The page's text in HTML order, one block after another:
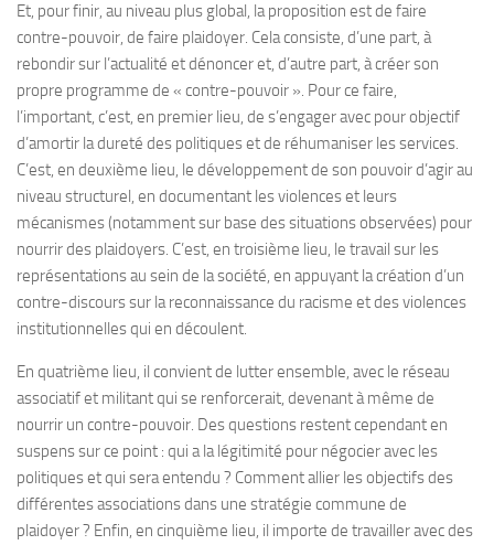
Et, pour finir, au niveau plus global, la proposition est de faire
contre-pouvoir, de faire plaidoyer. Cela consiste, d’une part, à
rebondir sur l’actualité et dénoncer et, d’autre part, à créer son
propre programme de « contre-pouvoir ». Pour ce faire,
l’important, c’est, en premier lieu, de s’engager avec pour objectif
d’amortir la dureté des politiques et de réhumaniser les services.
C’est, en deuxième lieu, le développement de son pouvoir d’agir au
niveau structurel, en documentant les violences et leurs
mécanismes (notamment sur base des situations observées) pour
nourrir des plaidoyers. C’est, en troisième lieu, le travail sur les
représentations au sein de la société, en appuyant la création d’un
contre-discours sur la reconnaissance du racisme et des violences
institutionnelles qui en découlent.
En quatrième lieu, il convient de lutter ensemble, avec le réseau
associatif et militant qui se renforcerait, devenant à même de
nourrir un contre-pouvoir. Des questions restent cependant en
suspens sur ce point : qui a la légitimité pour négocier avec les
politiques et qui sera entendu ? Comment allier les objectifs des
différentes associations dans une stratégie commune de
plaidoyer ? Enfin, en cinquième lieu, il importe de travailler avec des